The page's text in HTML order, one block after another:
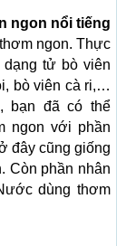
ngon nổi tiếng
ngon. Thực
tử bò viên
bò viên cà ri,…
bạn đã có thể
ngon với phần
đây cũng giống
Còn phần nhân
dùng thơm